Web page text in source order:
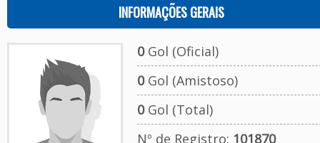
INFORMAÇÕES GERAIS
0Gol (Oficial)
0Gol (Amistoso)
0Gol (Total)
Nº de Registro: 101870